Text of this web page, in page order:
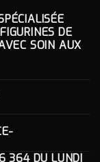
DE
SOIN AUX
364DU LUNDI